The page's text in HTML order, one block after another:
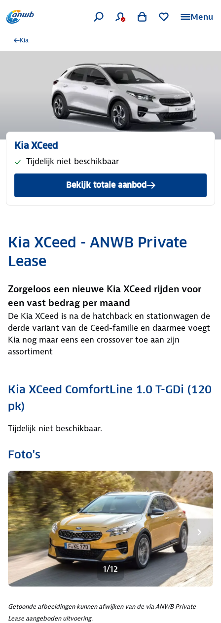
Menu
Kia
Kia XCeed
Tijdelijk niet beschikbaar
Bekijk totale aanbod
Kia XCeed - ANWB Private
Lease
Zorgeloos een nieuwe Kia XCeed rijden voor
een vast bedrag per maand
De Kia XCeed is na de hatchback en stationwagen de
derde variant van de Ceed-familie en daarmee voegt
Kia nog maar eens een crossover toe aan zijn
assortiment
Kia XCeed ComfortLine 1.0 T-GDi (120
pk)
Tijdelijk niet beschikbaar.
Foto's
1/12
Getoonde afbeeldingen kunnen afwijken van de via ANWB Private
Lease aangeboden uitvoering.